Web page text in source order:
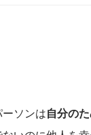
ーソンは自分の